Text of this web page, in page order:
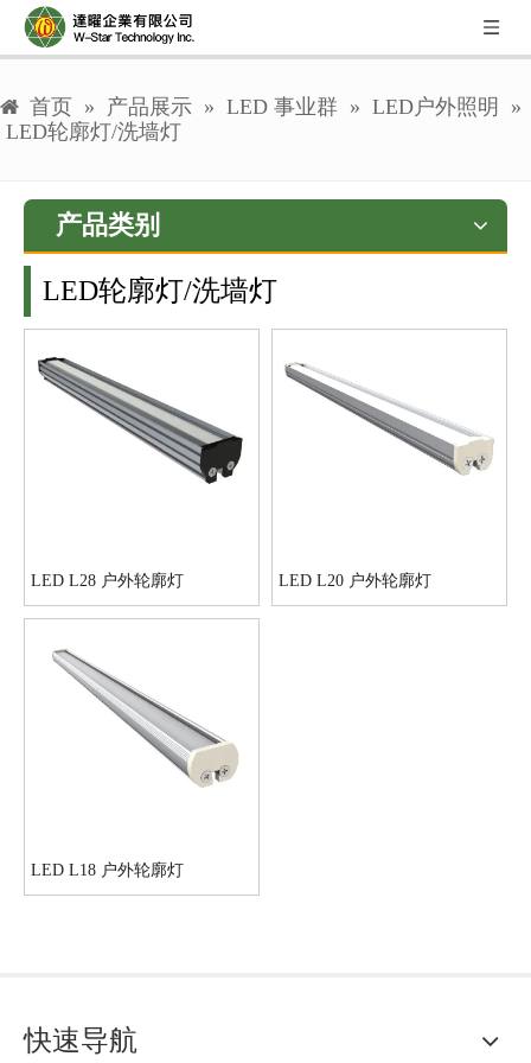
首页 » 产品展示 » LED 事业群 » LED户外照明
»
LED轮廓灯/洗墙灯
产品类别
LED轮廓灯/洗墙灯
LED L28 户外轮廓灯 LED L20 户外轮廓灯
LED L18 户外轮廓灯
快速导航